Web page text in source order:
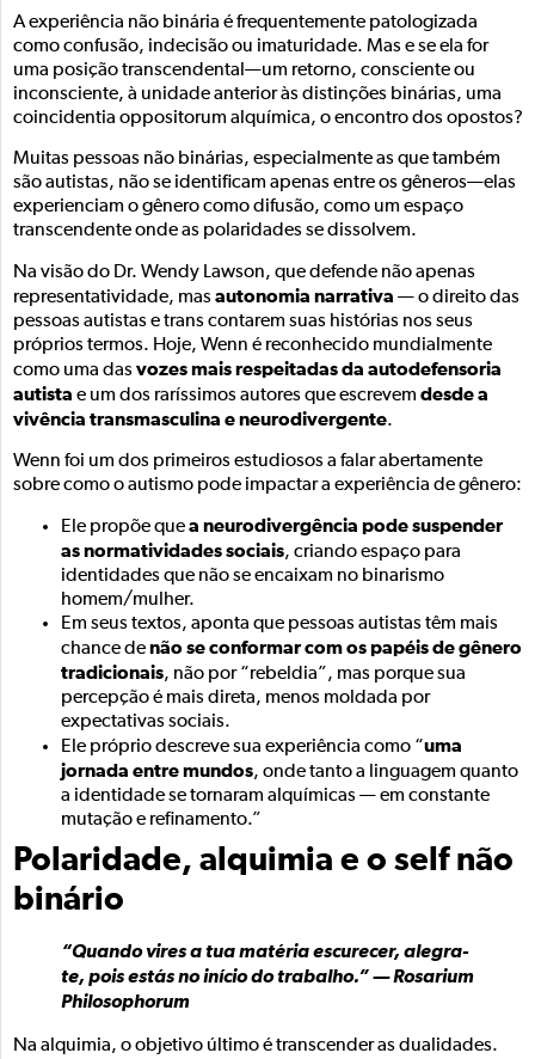
A experiência não binária é frequentemente patologizada
como confusão, indecisão ou imaturidade. Mas e se ela for
uma posição transcendental—um retorno, consciente ou
inconsciente, à unidade anterior às distinções binárias, uma
coincidentia oppositorum alquímica, o encontro dos opostos?
Muitas pessoas não binárias, especialmente as que também
são autistas, não se identificam apenas entre os gêneros—elas
experienciam o gênero como difusão, como um espaço
transcendente onde as polaridades se dissolvem.
Na visão do Dr. Wendy Lawson, que defende não apenas
representatividade, masautonomia narrativa — o direito das
pessoas autistas e trans contarem suas histórias nos seus
próprios termos. Hoje, Wenn é reconhecido mundialmente
como uma dasvozes mais respeitadas da autodefensoria
autista e um dos raríssimos autores que escrevem desde a
vivência transmasculina e neurodivergente.
Wenn foi um dos primeiros estudiosos a falar abertamente
sobre como o autismo pode impactar a experiência de gênero:
Ele propõe quea neurodivergência pode suspender
as normatividades sociais, criando espaço para
identidades que não se encaixam no binarismo
homem/mulher.
Em seus textos, aponta que pessoas autistas têm mais
chance denão se conformar com os papéis de gênero
tradicionais, não por “rebeldia”, mas porque sua
percepção é mais direta, menos moldada por
expectativas sociais.
Ele próprio descreve sua experiência como “uma
jornada entre mundos, onde tanto a linguagem quanto
a identidade se tornaram alquímicas — em constante
mutação e refinamento.”
Polaridade, alquimia e o self não
binário
“Quando vires a tua matéria escurecer, alegra-
te, pois estás no início do trabalho.” — Rosarium
Philosophorum
Na alquimia, o objetivo último é transcender as dualidades.